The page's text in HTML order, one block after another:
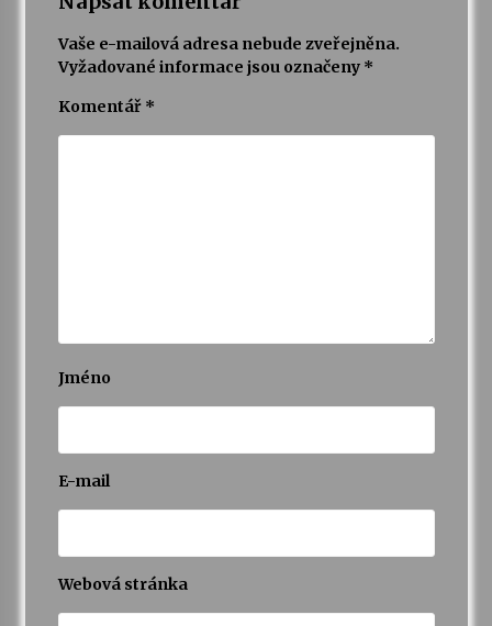
Vaše e-mailová adresa nebude zveřejněna.
Vyžadované informace jsou označeny *
Komentář *
Jméno
E-mail
Webová stránka